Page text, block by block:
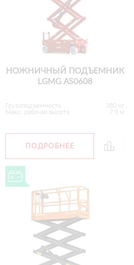
НОЖНИЧНЫЙ ПОДЪЕМНИК
LGMG AS0608
Грузоподъемность
380 кг
Макс. рабочая высота
7.9 м
ПОДРОБНЕЕ